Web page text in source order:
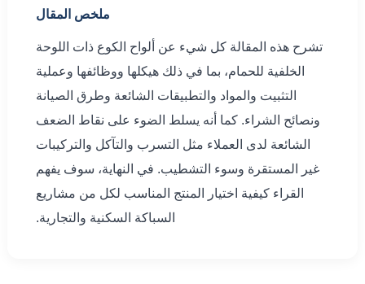
ملخص المقال
تشرح هذه المقالة كل شيء عن ألواح الكوع ذات اللوحة
الخلفية للحمام، بما في ذلك هيكلها ووظائفها وعملية
التثبيت والمواد والتطبيقات الشائعة وطرق الصيانة
ونصائح الشراء. كما أنه يسلط الضوء على نقاط الضعف
الشائعة لدى العملاء مثل التسرب والتآكل والتركيبات
غير المستقرة وسوء التشطيب. في النهاية، سوف يفهم
القراء كيفية اختيار المنتج المناسب لكل من مشاريع
السباكة السكنية والتجارية.